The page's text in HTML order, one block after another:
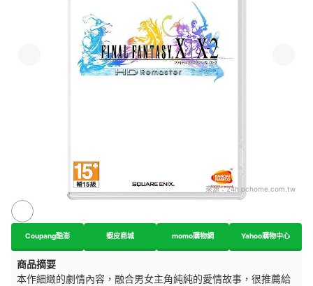
來源：24h.pchome.com.tw
Coupang酷澎 蝦皮商城 momo購物網 Yahoo購物中心
商品摘要
本作細緻的劇情內容，融合男女主角純純的愛情故事，很推薦給